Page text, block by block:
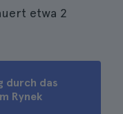
etwa 2
durch das
Rynek